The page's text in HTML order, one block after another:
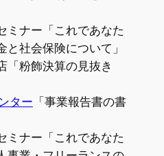
ミナー「これであなた
と社会保険について」
「粉飾決算の見抜き
ター 「事業報告書の書
ミナー「これであなた